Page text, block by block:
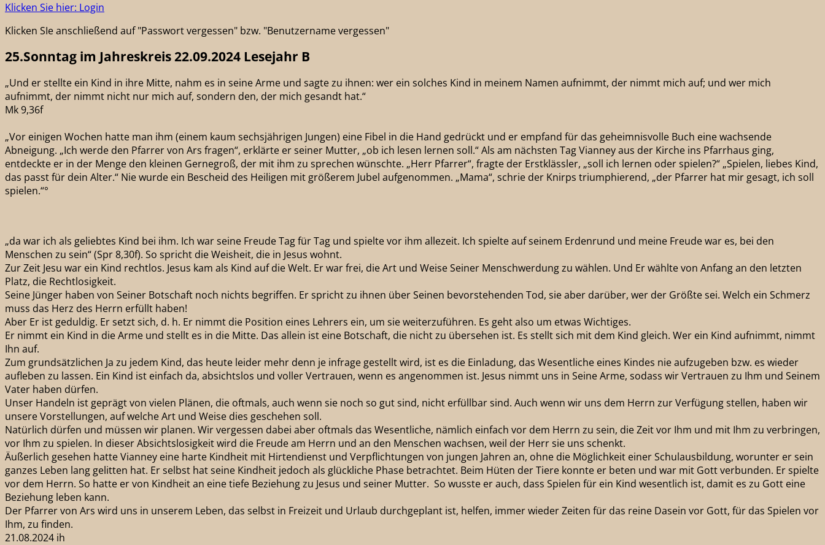
Klicken Sie hier: Login
Klicken SIe anschließend auf "Passwort vergessen" bzw. "Benutzername vergessen"
25.Sonntag im Jahreskreis 22.09.2024 Lesejahr B
„Und er stellte ein Kind in ihre Mitte, nahm es in seine Arme und sagte zu ihnen: wer ein solches Kind in meinem Namen aufnimmt, der nimmt mich auf; und wer mich
aufnimmt, der nimmt nicht nur mich auf, sondern den, der mich gesandt hat.“
Mk 9,36f
„Vor einigen Wochen hatte man ihm (einem kaum sechsjährigen Jungen) eine Fibel in die Hand gedrückt und er empfand für das geheimnisvolle Buch eine wachsende
Abneigung. „Ich werde den Pfarrer von Ars fragen“, erklärte er seiner Mutter, „ob ich lesen lernen soll.“ Als am nächsten Tag Vianney aus der Kirche ins Pfarrhaus ging,
entdeckte er in der Menge den kleinen Gernegroß, der mit ihm zu sprechen wünschte. „Herr Pfarrer“, fragte der Erstklässler, „soll ich lernen oder spielen?“ „Spielen, liebes Kind,
das passt für dein Alter.“ Nie wurde ein Bescheid des Heiligen mit größerem Jubel aufgenommen. „Mama“, schrie der Knirps triumphierend, „der Pfarrer hat mir gesagt, ich soll
spielen.“°
„da war ich als geliebtes Kind bei ihm. Ich war seine Freude Tag für Tag und spielte vor ihm allezeit. Ich spielte auf seinem Erdenrund und meine Freude war es, bei den
Menschen zu sein“ (Spr 8,30f). So spricht die Weisheit, die in Jesus wohnt.
Zur Zeit Jesu war ein Kind rechtlos. Jesus kam als Kind auf die Welt. Er war frei, die Art und Weise Seiner Menschwerdung zu wählen. Und Er wählte von Anfang an den letzten
Platz, die Rechtlosigkeit.
Seine Jünger haben von Seiner Botschaft noch nichts begriffen. Er spricht zu ihnen über Seinen bevorstehenden Tod, sie aber darüber, wer der Größte sei. Welch ein Schmerz
muss das Herz des Herrn erfüllt haben!
Aber Er ist geduldig. Er setzt sich, d. h. Er nimmt die Position eines Lehrers ein, um sie weiterzuführen. Es geht also um etwas Wichtiges.
Er nimmt ein Kind in die Arme und stellt es in die Mitte. Das allein ist eine Botschaft, die nicht zu übersehen ist. Es stellt sich mit dem Kind gleich. Wer ein Kind aufnimmt, nimmt
Ihn auf.
Zum grundsätzlichen Ja zu jedem Kind, das heute leider mehr denn je infrage gestellt wird, ist es die Einladung, das Wesentliche eines Kindes nie aufzugeben bzw. es wieder
aufleben zu lassen. Ein Kind ist einfach da, absichtslos und voller Vertrauen, wenn es angenommen ist. Jesus nimmt uns in Seine Arme, sodass wir Vertrauen zu Ihm und Seinem
Vater haben dürfen.
Unser Handeln ist geprägt von vielen Plänen, die oftmals, auch wenn sie noch so gut sind, nicht erfüllbar sind. Auch wenn wir uns dem Herrn zur Verfügung stellen, haben wir
unsere Vorstellungen, auf welche Art und Weise dies geschehen soll.
Natürlich dürfen und müssen wir planen. Wir vergessen dabei aber oftmals das Wesentliche, nämlich einfach vor dem Herrn zu sein, die Zeit vor Ihm und mit Ihm zu verbringen,
vor Ihm zu spielen. In dieser Absichtslosigkeit wird die Freude am Herrn und an den Menschen wachsen, weil der Herr sie uns schenkt.
Äußerlich gesehen hatte Vianney eine harte Kindheit mit Hirtendienst und Verpflichtungen von jungen Jahren an, ohne die Möglichkeit einer Schulausbildung, worunter er sein
ganzes Leben lang gelitten hat. Er selbst hat seine Kindheit jedoch als glückliche Phase betrachtet. Beim Hüten der Tiere konnte er beten und war mit Gott verbunden. Er spielte
vor dem Herrn. So hatte er von Kindheit an eine tiefe Beziehung zu Jesus und seiner Mutter. So wusste er auch, dass Spielen für ein Kind wesentlich ist, damit es zu Gott eine
Beziehung leben kann.
Der Pfarrer von Ars wird uns in unserem Leben, das selbst in Freizeit und Urlaub durchgeplant ist, helfen, immer wieder Zeiten für das reine Dasein vor Gott, für das Spielen vor
Ihm, zu finden.
21.08.2024 ih